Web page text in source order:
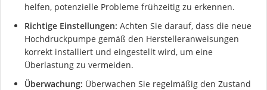
helfen, potenzielle Probleme frühzeitig zu erkennen.
Richtige Einstellungen: Achten Sie darauf, dass die neue
Hochdruckpumpe gemäß den Herstelleranweisungen
korrekt installiert und eingestellt wird, um eine
Überlastung zu vermeiden.
Überwachung: Überwachen Sie regelmäßig den Zustand